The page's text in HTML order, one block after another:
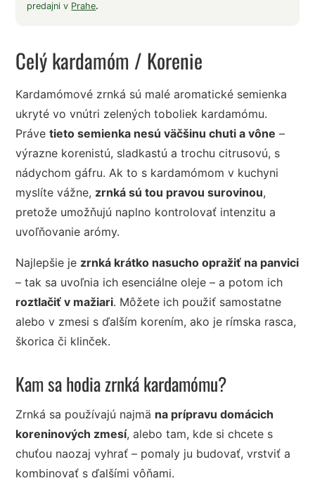
predajni v Prahe.
Celý kardamóm / Korenie
Kardamómové zrnká sú malé aromatické semienka
ukryté vo vnútri zelených toboliek kardamómu.
Právetieto semienka nesú väčšinu chuti a vône –
výrazne korenistú, sladkastú a trochu citrusovú, s
nádychom gáfru. Ak to s kardamómom v kuchyni
myslíte vážne, zrnká sú tou pravou surovinou,
pretože umožňujú naplno kontrolovať intenzitu a
uvoľňovanie arómy.
Najlepšie je zrnká krátko nasucho opražiť na panvici
– tak sa uvoľnia ich esenciálne oleje – a potom ich
roztlačiť v mažiari. Môžete ich použiť samostatne
alebo v zmesi s ďalším korením, ako je rímska rasca,
škorica či klinček.
Kam sa hodia zrnká kardamómu?
Zrnká sa používajú najmä na prípravu domácich
koreninových zmesí, alebo tam, kde si chcete s
chuťou naozaj vyhrať – pomaly ju budovať, vrstviť a
kombinovať s ďalšími vôňami.